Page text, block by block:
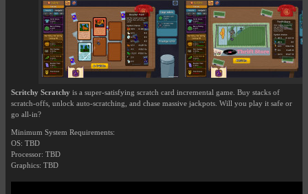
Scritchy Scratchy is a super-satisfying scratch card incremental game. Buy stacks of
scratch-offs, unlock auto-scratching, and chase massive jackpots. Will you play it safe or
go all-in?
Minimum System Requirements:
OS: TBD
Processor: TBD
Graphics: TBD